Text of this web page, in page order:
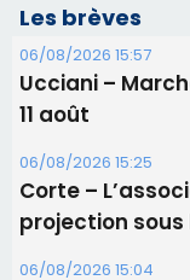
Alata - Soirée
Benedetto
05/08/2026 09:53
Biguglia :
procession le 14
31/07/2026 08:24
Tennis - Début
RCPV